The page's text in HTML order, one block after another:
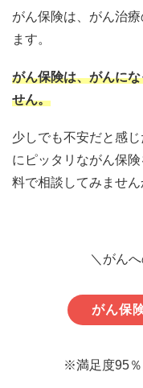
がん保険は、がん治
ます。
がん保険は、がんに
せん。
少しでも不安だと感
にピッタリながん保
料で相談してみません
＼がん
がん保
※満足度95％